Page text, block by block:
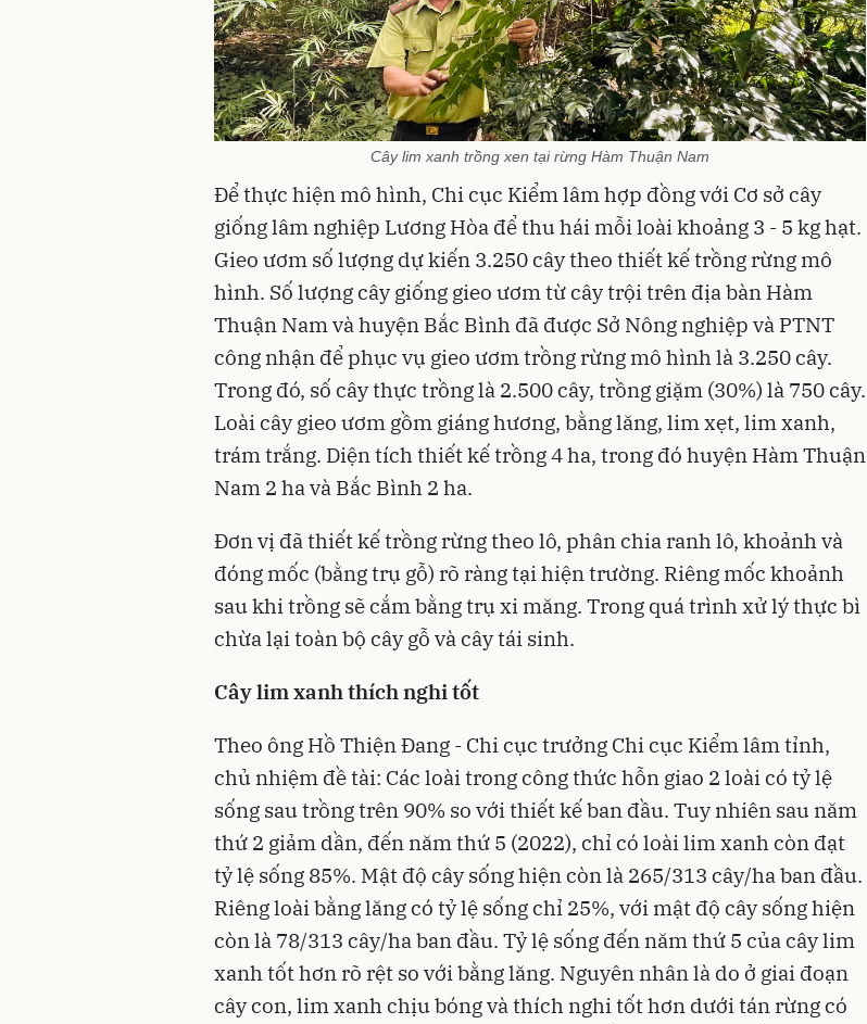
Cây lim xanh trồng xen tại rừng Hàm Thuận Nam
Để thực hiện mô hình, Chi cục Kiểm lâm hợp đồng với Cơ sở cây
giống lâm nghiệp Lương Hòa để thu hái mỗi loài khoảng 3 - 5 kg hạt.
Gieo ươm số lượng dự kiến 3.250 cây theo thiết kế trồng rừng mô
hình. Số lượng cây giống gieo ươm từ cây trội trên địa bàn Hàm
Thuận Nam và huyện Bắc Bình đã được Sở Nông nghiệp và PTNT
công nhận để phục vụ gieo ươm trồng rừng mô hình là 3.250 cây.
Trong đó, số cây thực trồng là 2.500 cây, trồng giặm (30%) là 750 cây.
Loài cây gieo ươm gồm giáng hương, bằng lăng, lim xẹt, lim xanh,
trám trắng. Diện tích thiết kế trồng 4 ha, trong đó huyện Hàm Thuận
Nam 2 ha và Bắc Bình 2 ha.
Đơn vị đã thiết kế trồng rừng theo lô, phân chia ranh lô, khoảnh và
đóng mốc (bằng trụ gỗ) rõ ràng tại hiện trường. Riêng mốc khoảnh
sau khi trồng sẽ cắm bằng trụ xi măng. Trong quá trình xử lý thực bì
chừa lại toàn bộ cây gỗ và cây tái sinh.
Cây lim xanh thích nghi tốt
Theo ông Hồ Thiện Đang - Chi cục trưởng Chi cục Kiểm lâm tỉnh,
chủ nhiệm đề tài: Các loài trong công thức hỗn giao 2 loài có tỷ lệ
sống sau trồng trên 90% so với thiết kế ban đầu. Tuy nhiên sau năm
thứ 2 giảm dần, đến năm thứ 5 (2022), chỉ có loài lim xanh còn đạt
tỷ lệ sống 85%. Mật độ cây sống hiện còn là 265/313 cây/ha ban đầu.
Riêng loài bằng lăng có tỷ lệ sống chỉ 25%, với mật độ cây sống hiện
còn là 78/313 cây/ha ban đầu. Tỷ lệ sống đến năm thứ 5 của cây lim
xanh tốt hơn rõ rệt so với bằng lăng. Nguyên nhân là do ở giai đoạn
cây con, lim xanh chịu bóng và thích nghi tốt hơn dưới tán rừng có